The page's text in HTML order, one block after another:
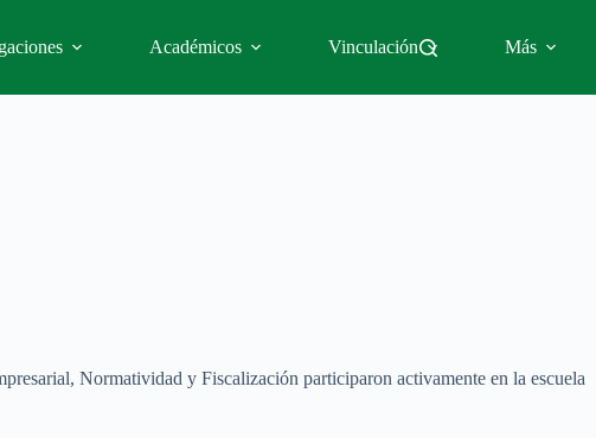
Académicos Vinculación Más
Normatividad y Fiscalización participaron activamente en la escuela